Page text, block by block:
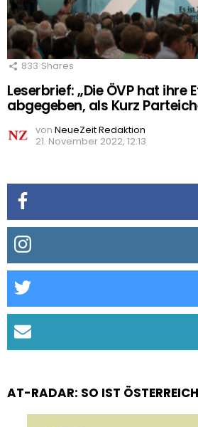
833 Shares
Leserbrief: „Die ÖVP hat ihre
abgegeben, als Kurz
von NeueZeit Redaktion
21. November 2022, 12:13
AT-RADAR: SO IST ÖSTERREICH